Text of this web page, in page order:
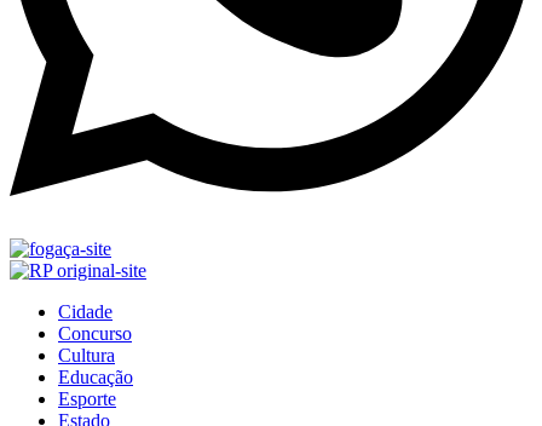
Cidade
Concurso
Cultura
Educação
Esporte
Estado